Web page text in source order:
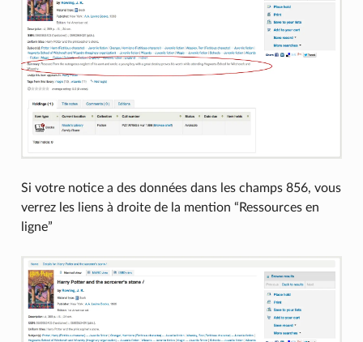
Si votre notice a des données dans les champs 856, vous
verrez les liens à droite de la mention “Ressources en
ligne”